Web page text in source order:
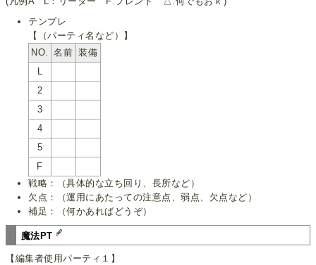
テンプレ
【（パーティ名など）】
NO.
名前 装備
2
3
4
5
F
戦略：（具体的な立ち回り、長所など）
欠点：（運用にあたっての注意点、弱点、欠点など）
補足：（何かあればどうぞ）
魔法PT
【編集者使用パーティ１】